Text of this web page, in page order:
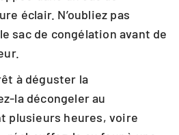
éclair. N’oubliez pas
sac de congélation avant de
à déguster la
la décongeler au
plusieurs heures, voire